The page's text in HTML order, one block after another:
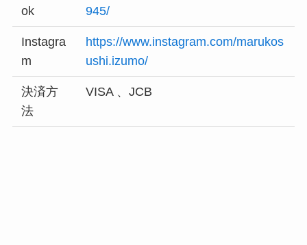
ok
945/
Instagra
m
https://www.instagram.com/marukos
ushi.izumo/
決済方
法
VISA 、JCB